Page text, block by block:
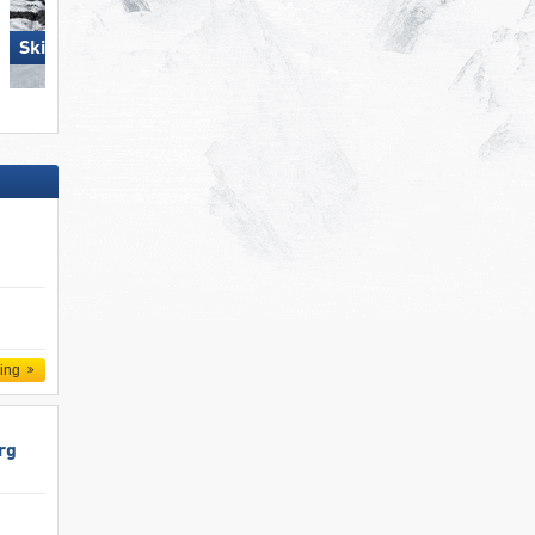
Skiregion Hochoetz Steinplatte Winklmoosalm